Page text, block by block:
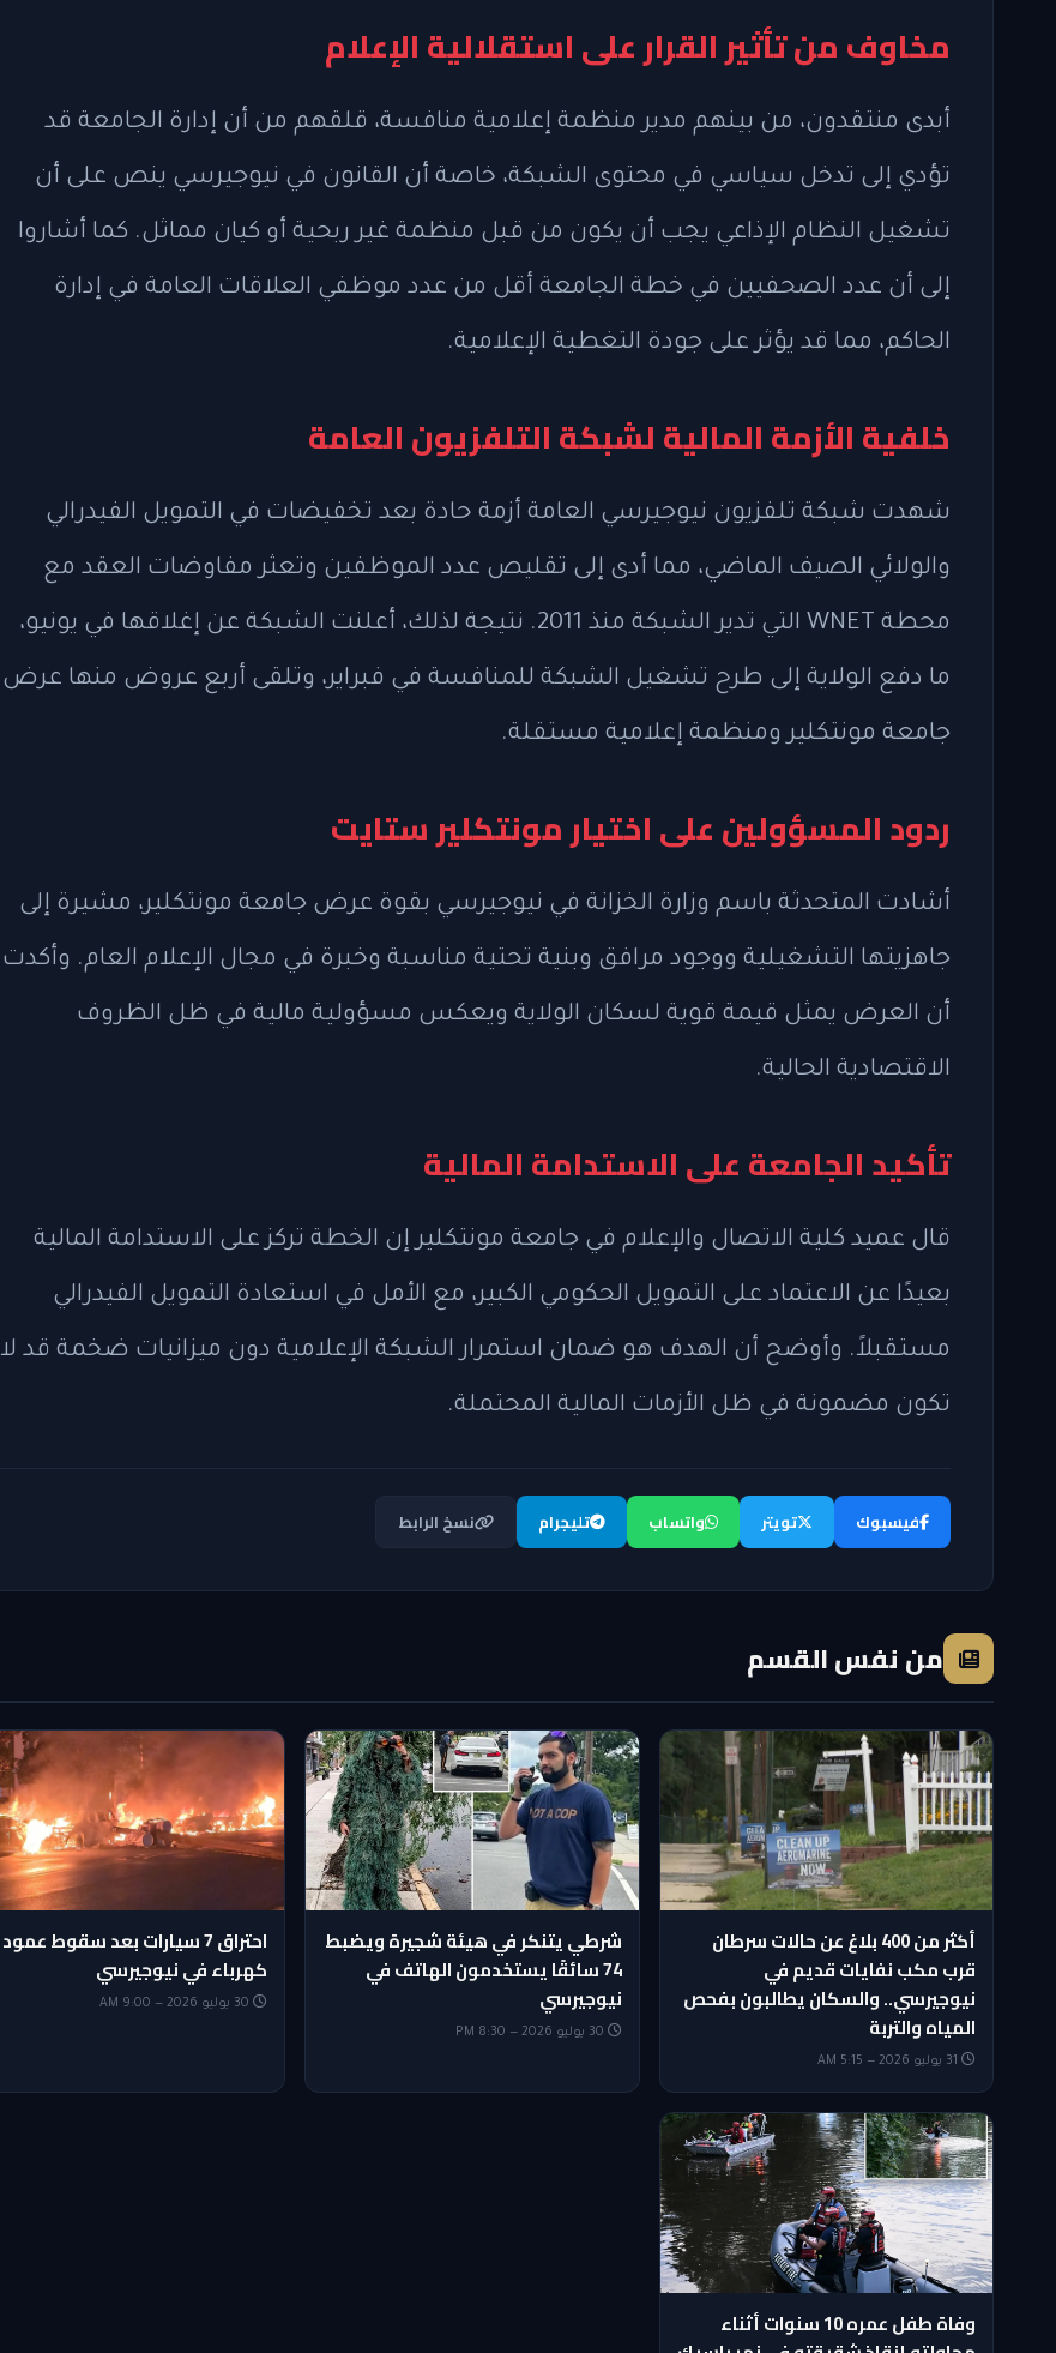
مخاوف من تأثير القرار على استقلالية الإعلام
أبدى منتقدون، من بينهم مدير منظمة إعلامية منافسة، قلقهم من أن إدارة الجامعة قد
تؤدي إلى تدخل سياسي في محتوى الشبكة، خاصة أن القانون في نيوجيرسي ينص على أن
تشغيل النظام الإذاعي يجب أن يكون من قبل منظمة غير ربحية أو كيان مماثل. كما أشاروا
إلى أن عدد الصحفيين في خطة الجامعة أقل من عدد موظفي العلاقات العامة في إدارة
الحاكم، مما قد يؤثر على جودة التغطية الإعلامية.
خلفية الأزمة المالية لشبكة التلفزيون العامة
شهدت شبكة تلفزيون نيوجيرسي العامة أزمة حادة بعد تخفيضات في التمويل الفيدرالي
والولائي الصيف الماضي، مما أدى إلى تقليص عدد الموظفين وتعثر مفاوضات العقد مع
محطة WNET التي تدير الشبكة منذ 2011. نتيجة لذلك، أعلنت الشبكة عن إغلاقها في يونيو،
ما دفع الولاية إلى طرح تشغيل الشبكة للمنافسة في فبراير، وتلقى أربع عروض منها عرض
جامعة مونتكلير ومنظمة إعلامية مستقلة.
ردود المسؤولين على اختيار مونتكلير ستايت
أشادت المتحدثة باسم وزارة الخزانة في نيوجيرسي بقوة عرض جامعة مونتكلير، مشيرة إلى
جاهزيتها التشغيلية ووجود مرافق وبنية تحتية مناسبة وخبرة في مجال الإعلام العام. وأكدت
أن العرض يمثل قيمة قوية لسكان الولاية ويعكس مسؤولية مالية في ظل الظروف
الاقتصادية الحالية.
تأكيد الجامعة على الاستدامة المالية
قال عميد كلية الاتصال والإعلام في جامعة مونتكلير إن الخطة تركز على الاستدامة المالية
بعيدًا عن الاعتماد على التمويل الحكومي الكبير، مع الأمل في استعادة التمويل الفيدرالي
مستقبلاً. وأوضح أن الهدف هو ضمان استمرار الشبكة الإعلامية دون ميزانيات ضخمة قد لا
تكون مضمونة في ظل الأزمات المالية المحتملة.
فيسبوك تويتر واتساب تليجرام نسخ الرابط
من نفس القسم
أكثر من 400 بلاغ عن حالات سرطان
قرب مكب نفايات قديم في
نيوجيرسي.. والسكان يطالبون بفحص
المياه والتربة
شرطي يتنكر في هيئة شجيرة ويضبط
74 سائقًا يستخدمون الهاتف في
نيوجيرسي
احتراق 7 سيارات بعد سقوط عمود
كهرباء في نيوجيرسي
30 يوليو 2026 — 9:00 AM
وفاة طفل عمره 10 سنوات أثناء